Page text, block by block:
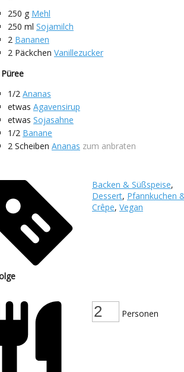
250 g Mehl
250 ml Sojamilch
2 Bananen
2 Päckchen Vanillezucker
1/2 Ananas
etwas Agavensirup
etwas Sojasahne
1/2 Banane
2 Scheiben Ananas zum anbraten
Backen & Süßspeise,
Dessert, Pfannkuchen
Crêpe, Vegan
Personen